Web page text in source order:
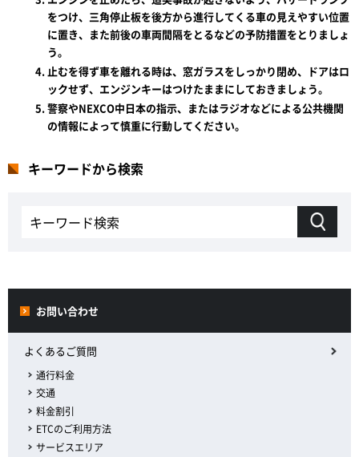
をつけ、三角停止板を後方から進行してくる車の見えやすい位置
に置き、また前後の車両間隔をとるなどの予防措置をとりましょ
う。
止むを得ず車を離れる時は、窓ガラスをしっかり閉め、ドアはロ
ックせず、エンジンキーはつけたままにしておきましょう。
警察やNEXCO中日本の指示、またはラジオなどによる公共機関
の情報によって慎重に行動してください。
キーワードから検索
お問い合わせ
よくあるご質問
通行料金
交通
料金割引
ETCのご利用方法
サービスエリア